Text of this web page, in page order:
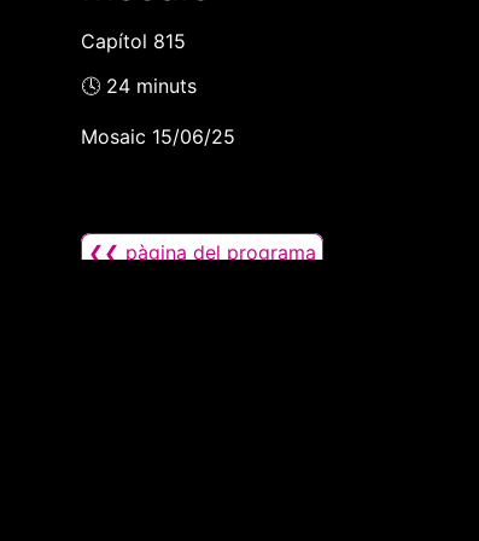
Capítol 815
🕓 24 minuts
Mosaic 15/06/25
❮❮ pàgina del programa